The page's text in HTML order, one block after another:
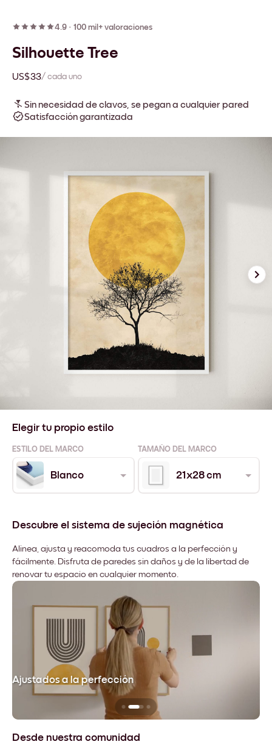
4.9 · 100 mil+ valoraciones
Silhouette Tree
US$33/ cada uno
Sin necesidad de clavos, se pegan a cualquier pared
Satisfacción garantizada
Elegir tu propio estilo
ESTILO DEL MARCO TAMAÑO DEL MARCO
Blanco 21x28 cm
Descubre el sistema de sujeción magnética
Alinea, ajusta y reacomoda tus cuadros a la perfección y
fácilmente. Disfruta de paredes sin daños y de la libertad de
renovar tu espacio en cualquier momento.
Ajustados a la perfección
Desde nuestra comunidad